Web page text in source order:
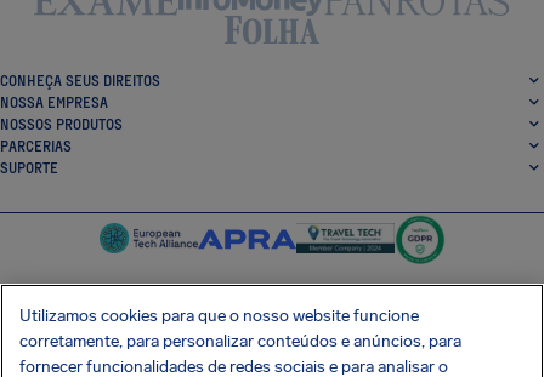
CONHEÇA SEUS DIREITOS
NOSSA EMPRESA
NOSSOS PRODUTOS
PARCERIAS
SUPORTE
SocialFacebook
SocialTwitter
SocialInstagram
SocialLinkedin
Utilizamos cookies para que o nosso website funcione
corretamente, para personalizar conteúdos e anúncios, para
fornecer funcionalidades de redes sociais e para analisar o